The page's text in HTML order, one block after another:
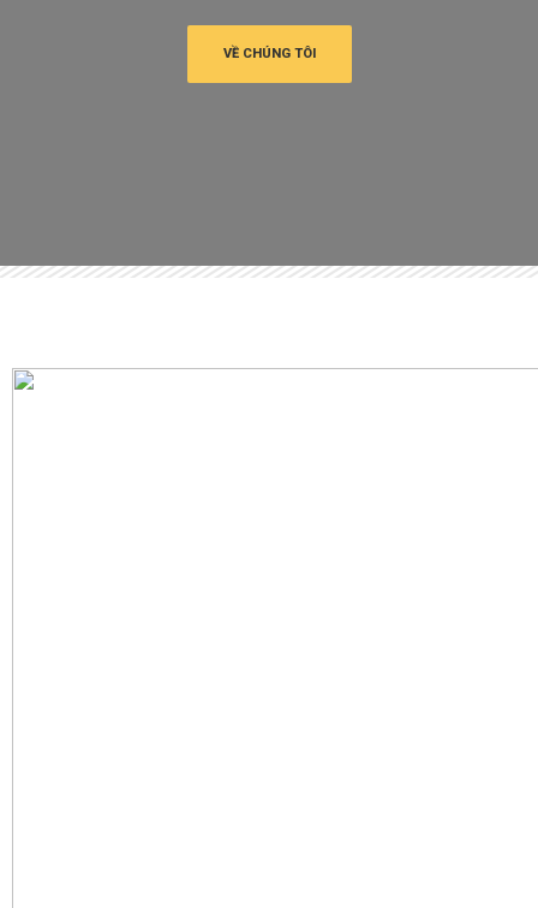
VỀ CHÚNG TÔI